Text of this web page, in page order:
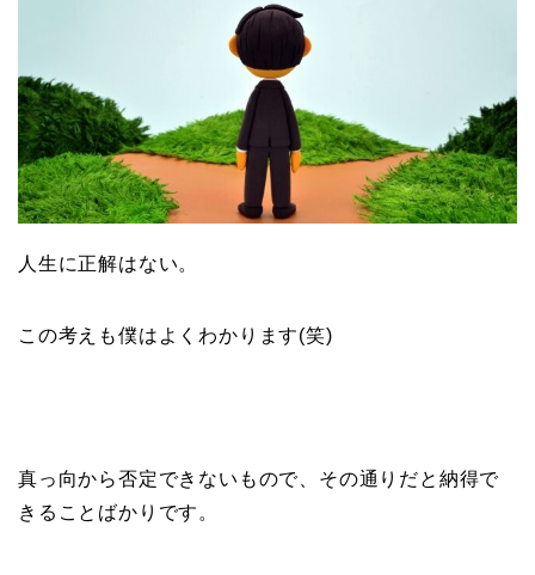
人生に正解はない。
この考えも僕はよくわかります(笑)
真っ向から否定できないもので、その通りだと納得で
きることばかりです。